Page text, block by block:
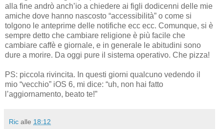
alla fine andrò anch’io a chiedere ai figli dodicenni delle mie
amiche dove hanno nascosto “accessibilità” o come si
tolgono le anteprime delle notifiche ecc ecc. Comunque, si è
sempre detto che cambiare religione è più facile che
cambiare caffè e giornale, e in generale le abitudini sono
dure a morire. Da oggi pure il sistema operativo. Che pizza!
PS: piccola rivincita. In questi giorni qualcuno vedendo il
mio “vecchio” iOS 6, mi dice: “uh, non hai fatto
l’aggiornamento, beato te!”
Ric alle 18:12